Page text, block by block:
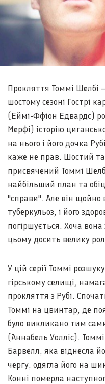
Прокляття Томмі Шелбі
шостому сезоні Гострі
(Еймі-Ффіон Едвардс)
Мерфі) історію
на нього і його дочка
каже не прав. Шостий та
присвячений Томмі
найбільший план та
"справи". Але він щойно
туберкульоз, і його
погіршується. Хоча
цьому досить велику
У цій серії Томмі
гірському селищі,
прокляття з Рубі.
Томмі на цвинтар, де
було викликано тим
(Аннабель Уолліс).
Барвелл, яка віднесла
чергу, одягла його на
Конні померла